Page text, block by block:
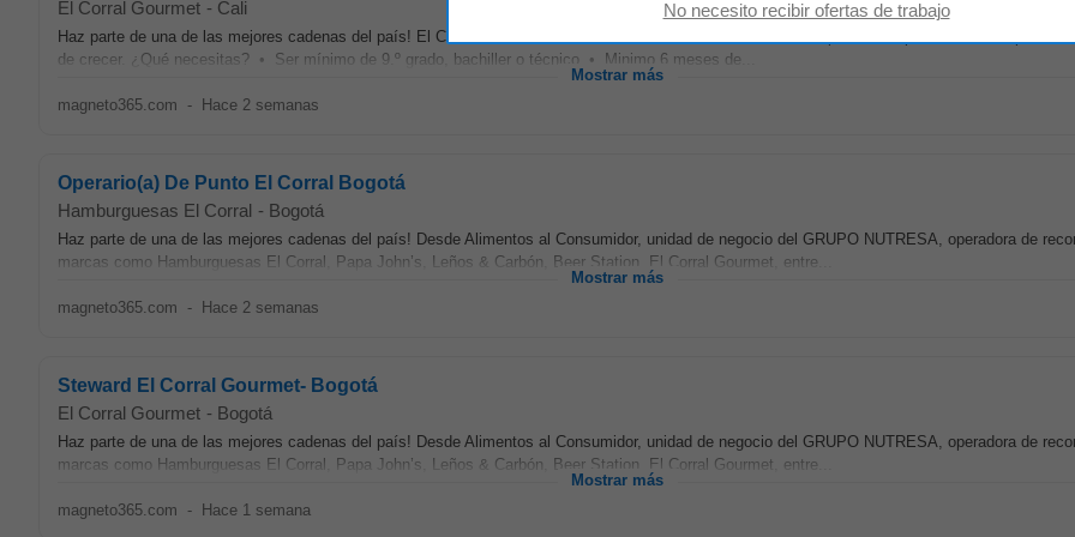
El Corral Gourmet - Cali
Haz parte de una de las mejores cadenas del país! El Corral Gourmet, del GRUPO NUTRESA, está buscando personas apasionadas,
de crecer. ¿Qué necesitas? • Ser mínimo de 9.º grado, bachiller o técnico • Minimo 6 meses de...
Mostrar más
magneto365.com - Hace 2 semanas
Operario(a) De Punto El Corral Bogotá
Hamburguesas El Corral - Bogotá
Haz parte de una de las mejores cadenas del país! Desde Alimentos al Consumidor, unidad de negocio del GRUPO NUTRESA, operadora de
marcas como Hamburguesas El Corral, Papa John’s, Leños & Carbón, Beer Station, El Corral Gourmet, entre...
Mostrar más
magneto365.com - Hace 2 semanas
Steward El Corral Gourmet- Bogotá
El Corral Gourmet - Bogotá
Haz parte de una de las mejores cadenas del país! Desde Alimentos al Consumidor, unidad de negocio del GRUPO NUTRESA, operadora de
marcas como Hamburguesas El Corral, Papa John’s, Leños & Carbón, Beer Station, El Corral Gourmet, entre...
Mostrar más
magneto365.com - Hace 1 semana